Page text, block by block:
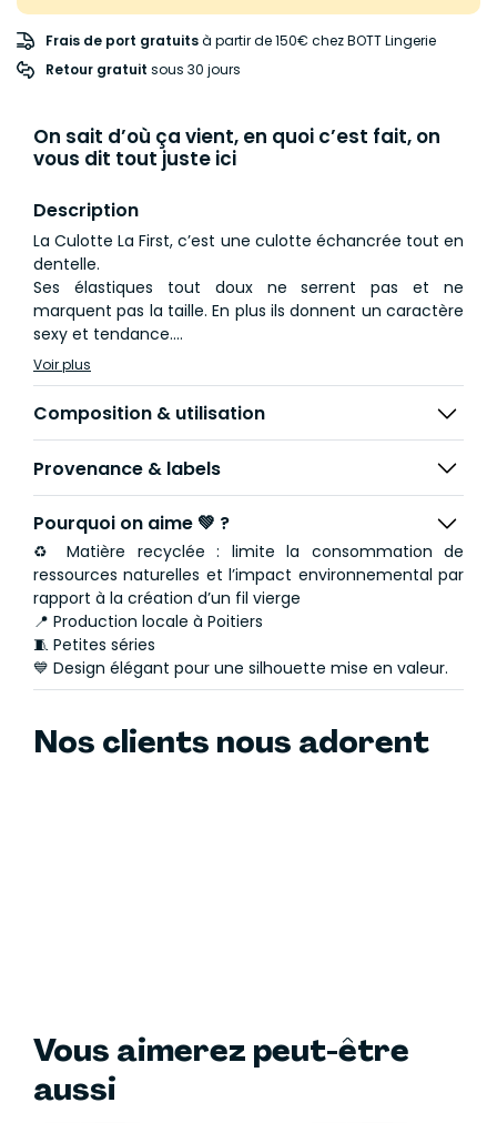
Frais de port gratuitsà partir de 150€ chez BOTT Lingerie
Retour gratuit sous 30 jours
On sait d’où ça vient, en quoi c’est fait, on
vous dit tout juste ici
Description
La Culotte La First, c’est une culotte échancrée tout en
dentelle.
Ses élastiques tout doux ne serrent pas et ne
marquent pas la taille. En plus ils donnent un caractère
sexy et tendance.
Vous allez adorer porter cette culotte en dentelle qui
ne gratte pas !
Voir plus
Composition & utilisation
Provenance & labels
Pourquoi on aime 💚 ?
♻️ Matière recyclée : limite la consommation de
ressources naturelles et l’impact environnemental par
rapport à la création d’un fil vierge
📍 Production locale à Poitiers
🧵 Petites séries
💙 Design élégant pour une silhouette mise en valeur.
Nos clients nous adorent
Vous aimerez peut-être
aussi